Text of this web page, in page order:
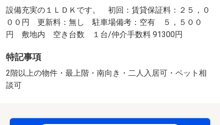
設備充実の１ＬＤＫです。 初回：賃貸保証料：２５，０
００円 更新料：無し 駐車場備考：空有 ５，５００
円 敷地内 空き台数 １台/仲介手数料 91300円
特記事項
2階以上の物件・最上階・南向き・二人入居可・ペット相
談可